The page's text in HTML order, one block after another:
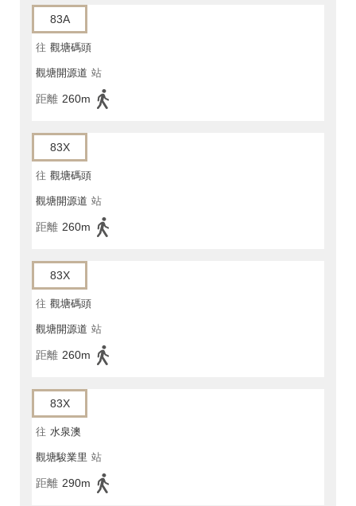
83A
往 觀塘碼頭
觀塘開源道 站
距離 260m
83X
往 觀塘碼頭
觀塘開源道 站
距離 260m
83X
往 觀塘碼頭
觀塘開源道 站
距離 260m
83X
往 水泉澳
觀塘駿業里 站
距離 290m